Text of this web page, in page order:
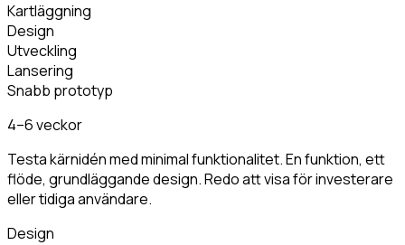
Kartläggning
Design
Utveckling
Lansering
Snabb prototyp
4–6 veckor
Testa kärnidén med minimal funktionalitet. En funktion, ett
flöde, grundläggande design. Redo att visa för investerare
eller tidiga användare.
Design